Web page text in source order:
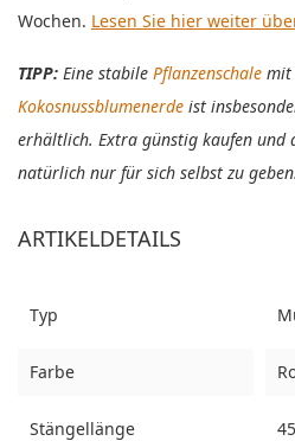
Wochen. Lesen Sie hier weiter
TIPP: Eine stabile Pflanzenschale mit
Kokosnussblumenerde ist
erhältlich. Extra günstig kaufen und
natürlich nur für sich selbst zu geben.
ARTIKELDETAILS
Typ
Farbe
Stängellänge